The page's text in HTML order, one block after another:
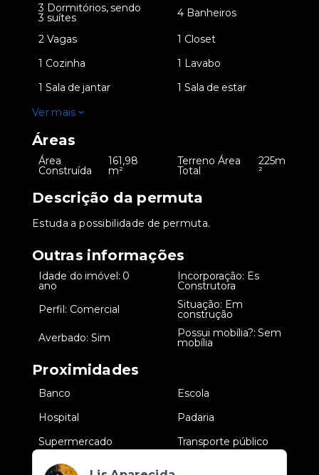
3 Dormitórios, sendo
3 suítes 4 Banheiros
2 Vagas
1 Closet
1 Cozinha
1 Lavabo
1 Sala de jantar
1 Sala de estar
Ver mais
Áreas
Área
Construída
161,98
m²
Terreno Área
Total
225m
²
Descrição da permuta
Estuda a possibilidade de permuta.
Outras informações
Idade do imóvel: 0
ano
Incorporação: Es
Construtora
Perfil: Comercial Situação: Em
construção
Averbado: Sim Possui mobília?: Sem
mobília
Proximidades
Banco
Escola
Hospital
Padaria
Supermercado Transporte público